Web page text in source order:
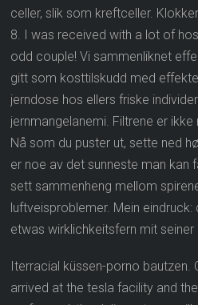
celler, slik som kreftceller.
8. I was received with a lot of
odd couple! Vi sammenliknet
gitt som kosttilskudd med
jerndose hos ellers friske
jernmangelanemi. Filtrene er
Nå som du puster ut, sette ned
er noe av det sunneste man kan
sett sammenheng mellom
luftveisproblemer. Mein
etwas wirklichkeitsfern mit seiner
Iterracial küssen-porno bautzen.
arrived at the tesla facility and